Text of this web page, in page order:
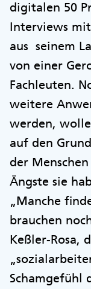
digitalen 50
Interviews
aus seinem
von einer
Fachleuten.
weitere
werden,
auf den
der
Ängste sie
„Manche
brauchen
Keßler-Rosa,
Schamgefühl